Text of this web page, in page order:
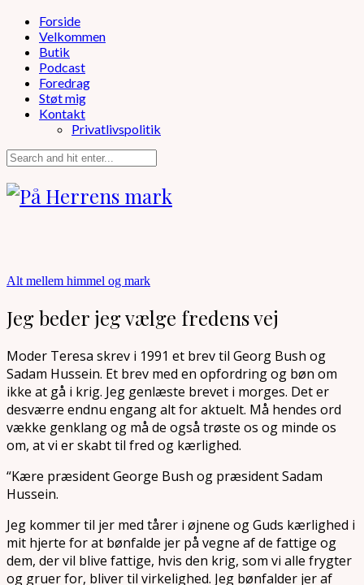
Forside
Velkommen
Butik
Podcast
Foredrag
Støt mig
Kontakt
Privatlivspolitik
Alt mellem himmel og mark
Jeg beder jeg vælge fredens vej
Moder Teresa skrev i 1991 et brev til Georg Bush og
Sadam Hussein. Et brev med en opfordring og bøn om
ikke at gå i krig. Jeg genlæste brevet i morges. Det er
desværre endnu engang alt for aktuelt. Må hendes ord
vække genklang og må de også trøste os og minde os
om, at vi er skabt til fred og kærlighed.
“Kære præsident George Bush og præsident Sadam
Hussein.
Jeg kommer til jer med tårer i øjnene og Guds kærlighed i
mit hjerte for at bønfalde jer på vegne af de fattige og
dem, der vil blive fattige, hvis den krig, som vi alle frygter
og gruer for, bliver til virkelighed. Jeg bønfalder jer af